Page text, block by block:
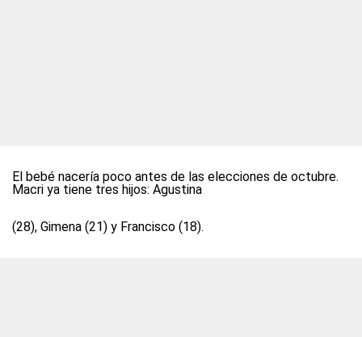
El bebé nacería poco antes de las elecciones de octubre.
Macri ya tiene tres hijos: Agustina
(28), Gimena (21) y Francisco (18).